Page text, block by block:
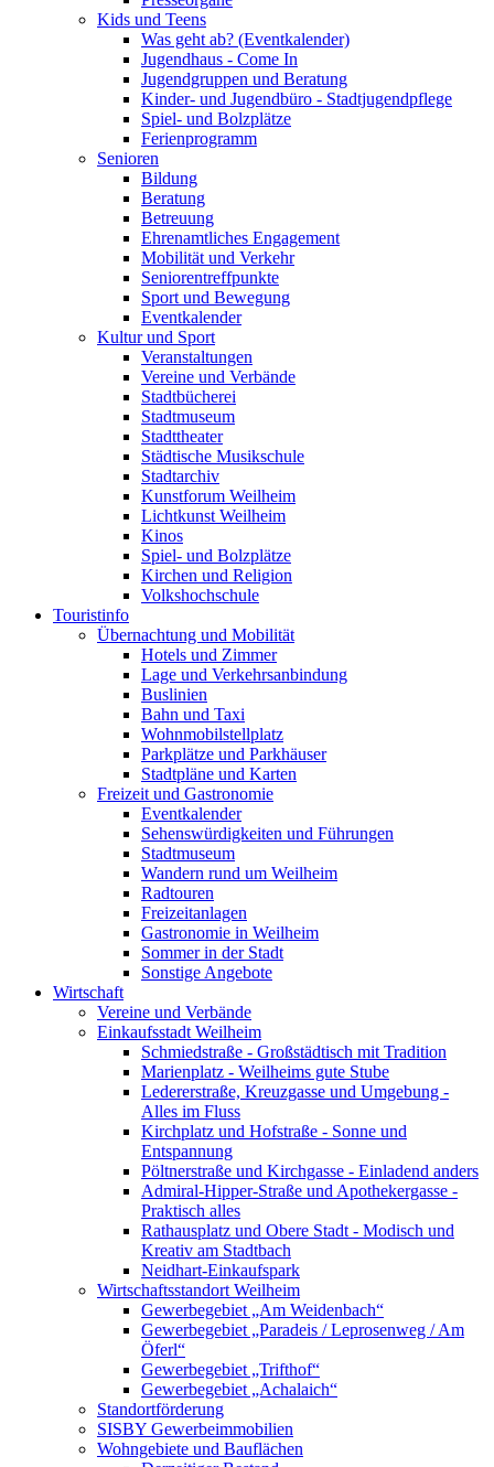
Kids und Teens
Was geht ab? (Eventkalender)
Jugendhaus - Come In
Jugendgruppen und Beratung
Kinder- und Jugendbüro - Stadtjugendpflege
Spiel- und Bolzplätze
Ferienprogramm
Senioren
Bildung
Beratung
Betreuung
Ehrenamtliches Engagement
Mobilität und Verkehr
Seniorentreffpunkte
Sport und Bewegung
Eventkalender
Kultur und Sport
Veranstaltungen
Vereine und Verbände
Stadtbücherei
Stadtmuseum
Stadttheater
Städtische Musikschule
Stadtarchiv
Kunstforum Weilheim
Lichtkunst Weilheim
Kinos
Spiel- und Bolzplätze
Kirchen und Religion
Volkshochschule
Touristinfo
Übernachtung und Mobilität
Hotels und Zimmer
Lage und Verkehrsanbindung
Buslinien
Bahn und Taxi
Wohnmobilstellplatz
Parkplätze und Parkhäuser
Stadtpläne und Karten
Freizeit und Gastronomie
Eventkalender
Sehenswürdigkeiten und Führungen
Stadtmuseum
Wandern rund um Weilheim
Radtouren
Freizeitanlagen
Gastronomie in Weilheim
Sommer in der Stadt
Sonstige Angebote
Wirtschaft
Vereine und Verbände
Einkaufsstadt Weilheim
Schmiedstraße - Großstädtisch mit Tradition
Marienplatz - Weilheims gute Stube
Ledererstraße, Kreuzgasse und Umgebung -
Alles im Fluss
Kirchplatz und Hofstraße - Sonne und
Entspannung
Pöltnerstraße und Kirchgasse - Einladend anders
Admiral-Hipper-Straße und Apothekergasse -
Praktisch alles
Rathausplatz und Obere Stadt - Modisch und
Kreativ am Stadtbach
Neidhart-Einkaufspark
Wirtschaftsstandort Weilheim
Gewerbegebiet „Am Weidenbach“
Gewerbegebiet „Paradeis / Leprosenweg / Am
Öferl“
Gewerbegebiet „Trifthof“
Gewerbegebiet „Achalaich“
Standortförderung
SISBY Gewerbeimmobilien
Wohngebiete und Bauflächen